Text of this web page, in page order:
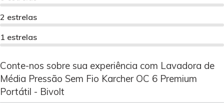
2 estrelas
1 estrelas
Conte-nos sobre sua experiência com Lavadora de
Média Pressão Sem Fio Karcher OC 6 Premium
Portátil - Bivolt